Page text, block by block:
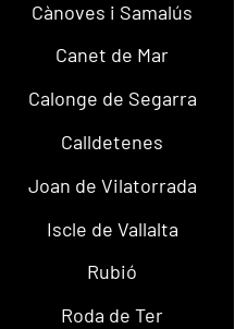
Cànoves i Samalús
Canet de Mar
Calonge de Segarra
Calldetenes
Joan de Vilatorrada
Iscle de Vallalta
Rubió
Roda de Ter